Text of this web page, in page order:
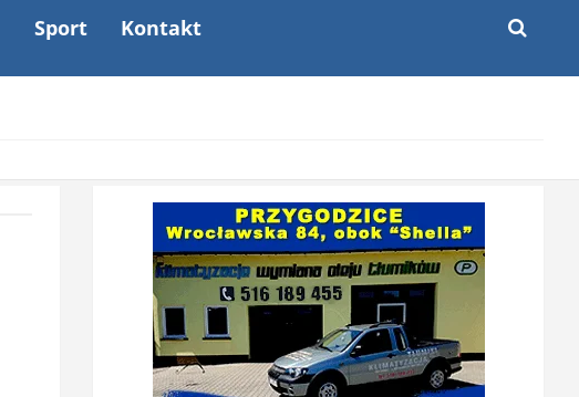
Sport Kontakt